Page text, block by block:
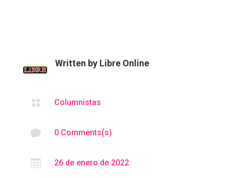
Written by Libre Online
 Columnistas
 0 Comments(s)
 26 de enero de 2022